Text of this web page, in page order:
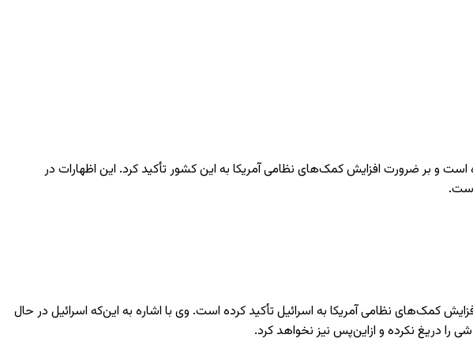
است و بر ضرورت افزایش کمک‌های نظامی آمریکا به این کشور تأکید کرد. این اظهارات در
کمک‌های نظامی آمریکا به اسرائیل تأکید کرده است. وی با اشاره به این‌که اسرائیل در حال
را دریغ نکرده و ازاین‌پس نیز نخواهد کرد.